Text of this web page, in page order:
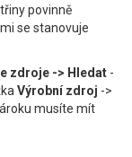
povinně
se stanovuje
zdroje -> Hledat -
Výrobní zdroj ->
musíte mít